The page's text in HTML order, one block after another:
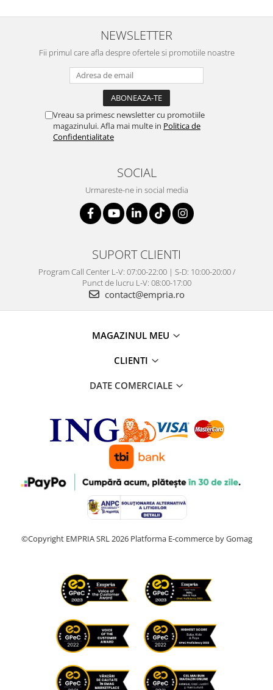
NEWSLETTER
Fii primul care afla despre ofertele si promotiile noastre
Vreau sa primesc newsletter cu promotiile
magazinului. Afla mai multe in Politica de
Confidentialitate
SOCIAL
Urmareste-ne in social media
SUPORT CLIENTI
Program Call Center L-V: 07:00-22:00 | S-D: 10:00-20:00 /
Punct de lucru L-V: 08:00-17:00
contact@empria.ro
MAGAZINUL MEU
CLIENTI
DATE COMERCIALE
©Copyright EMPRIA SRL 2026 Platforma E-commerce by Gomag